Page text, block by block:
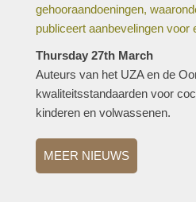
gehooraandoeningen,
publiceert aanbevelingen voor
Thursday 27th March
Auteurs van het UZA en de
kwaliteitsstandaarden voor
kinderen en volwassenen.
MEER NIEUWS